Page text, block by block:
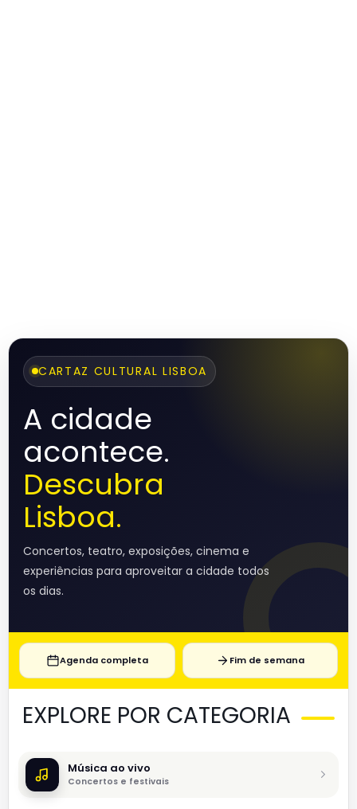
CARTAZ CULTURAL LISBOA
A cidade
acontece.
Descubra
Lisboa.
Concertos, teatro, exposições, cinema e
experiências para aproveitar a cidade todos
os dias.
Agenda completa Fim de semana
EXPLORE POR CATEGORIA
Música ao vivo
Concertos e festivais